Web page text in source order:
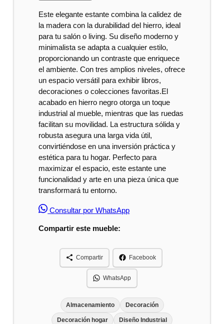
Este elegante estante combina la calidez de
la madera con la durabilidad del hierro, ideal
para tu salón o living. Su diseño moderno y
minimalista se adapta a cualquier estilo,
proporcionando un contraste que enriquece
el ambiente. Con tres amplios niveles, ofrece
un espacio versátil para exhibir libros,
decoraciones o colecciones favoritas.El
acabado en hierro negro otorga un toque
industrial al mueble, mientras que las ruedas
facilitan su movilidad. La estructura sólida y
robusta asegura una larga vida útil,
convirtiéndose en una inversión práctica y
estética para tu hogar. Perfecto para
maximizar el espacio, este estante une
funcionalidad y arte en una pieza única que
transformará tu entorno.
Consultar por WhatsApp
Compartir este mueble:
Compartir Facebook
WhatsApp
Almacenamiento Decoración
Decoración hogar Diseño Industrial